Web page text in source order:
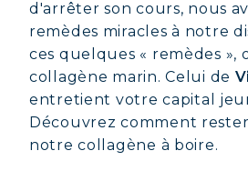
d'arrêter son cours, nous
remèdes miracles à notre
ces quelques « remèdes »,
collagène marin. Celui de
entretient votre capital
Découvrez comment
notre collagène à boire.